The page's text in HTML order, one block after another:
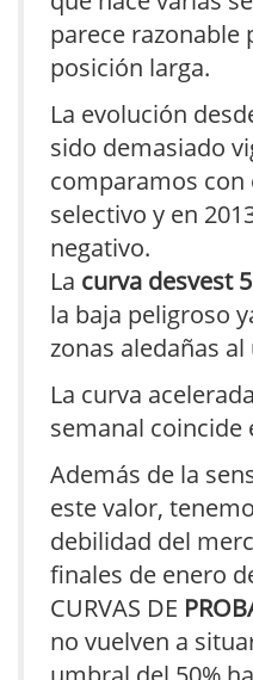
parece razonable
posición larga.
La evolución
sido demasiado
comparamos con
selectivo y en
negativo.
La curva desvest
la baja peligroso
zonas aledañas
La curva
semanal coincide
Además de la
este valor,
debilidad del
finales de enero
CURVAS DE
no vuelven a